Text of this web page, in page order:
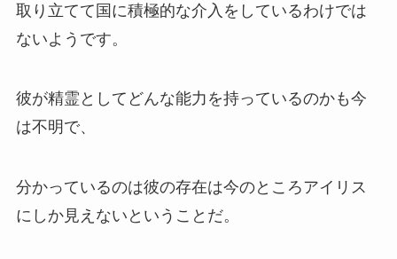
取り立てて国に積極的な介入をしているわけでは
ないようです。
彼が精霊としてどんな能力を持っているのかも今
は不明で、
分かっているのは彼の存在は今のところアイリス
にしか見えないということだ。